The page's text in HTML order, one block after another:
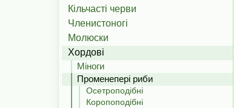
Кільчасті черви
Членистоногі
Молюски
Хордові
Міноги
Променепері риби
Осетроподібні
Коропоподібні